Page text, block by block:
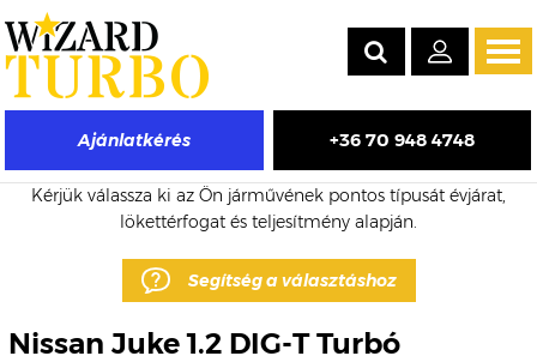
Ajánlatkérés +36 70 948 4748
Nissan Juke eladó turbó árak
Kérjük válassza ki az Ön járművének pontos típusát évjárat,
lökettérfogat és teljesítmény alapján.
Segítség a választáshoz
Nissan Juke 1.2 DIG-T Turbó